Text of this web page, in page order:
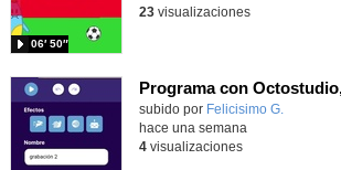
06′ 50″
23visualizaciones
Contenido educativo.
subido por Felicisimo G.
hace una semana
4visualizaciones